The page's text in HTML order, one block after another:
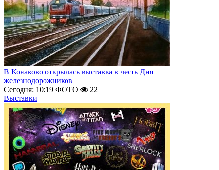
В Конаково открылась выставка в честь Дня
железнодорожников
Сегодня: 10:19 ФОТО
22
Выставки